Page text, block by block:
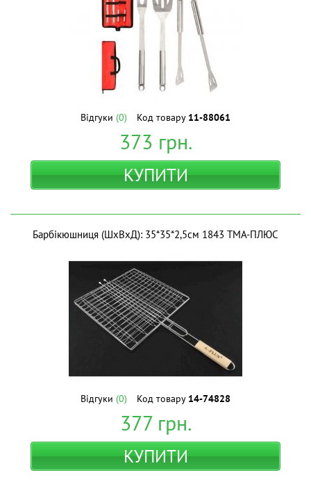
Відгуки (0) Код товару 11-88061
373 грн.
КУПИТИ
Барбікюшниця (ШхВхД): 35*35*2,5см 1843 ТМА-ПЛЮС
Відгуки (0) Код товару 14-74828
377грн.
КУПИТИ